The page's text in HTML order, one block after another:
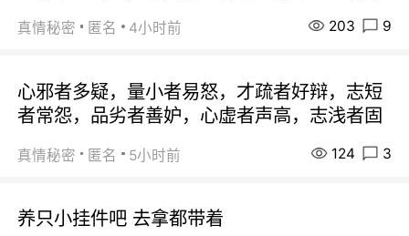
真情秘密 匿名 4小时前 203 9
心邪者多疑，量小者易怒，才疏者好辩，志短
者常怨，品劣者善妒，心虚者声高，志浅者固
真情秘密 匿名 5小时前 124 3
养只小挂件吧 去拿都带着